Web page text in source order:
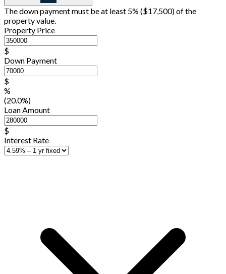
The down payment must be at least 5% ($17,500) of the
property value.
Property Price
$
Down Payment
$
%
(20.0%)
Loan Amount
$
Interest Rate